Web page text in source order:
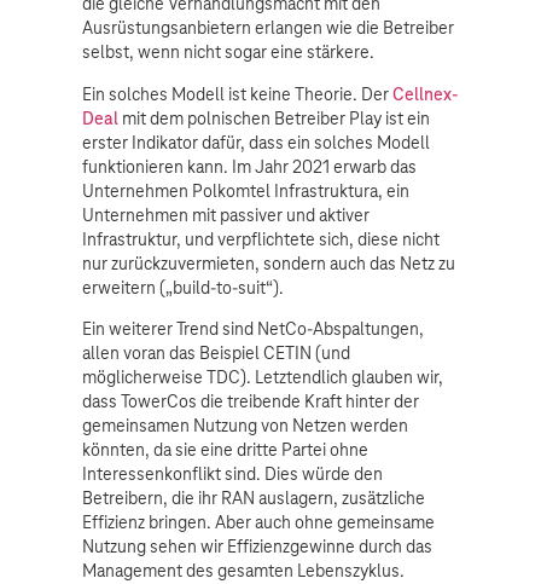
Ausrüstungsanbietern erlangen wie die Betreiber
selbst, wenn nicht sogar eine stärkere.
Ein solches Modell ist keine Theorie. DerCellnex-
Deal mit dem polnischen Betreiber Play ist ein
erster Indikator dafür, dass ein solches Modell
funktionieren kann. Im Jahr 2021 erwarb das
Unternehmen Polkomtel Infrastruktura, ein
Unternehmen mit passiver und aktiver
Infrastruktur, und verpflichtete sich, diese nicht
nur zurückzuvermieten, sondern auch das Netz zu
erweitern („build-to-suit“).
Ein weiterer Trend sind NetCo-Abspaltungen,
allen voran das Beispiel CETIN (und
möglicherweise TDC). Letztendlich glauben wir,
dass TowerCos die treibende Kraft hinter der
gemeinsamen Nutzung von Netzen werden
könnten, da sie eine dritte Partei ohne
Interessenkonflikt sind. Dies würde den
Betreibern, die ihr RAN auslagern, zusätzliche
Effizienz bringen. Aber auch ohne gemeinsame
Nutzung sehen wir Effizienzgewinne durch das
Management des gesamten Lebenszyklus.